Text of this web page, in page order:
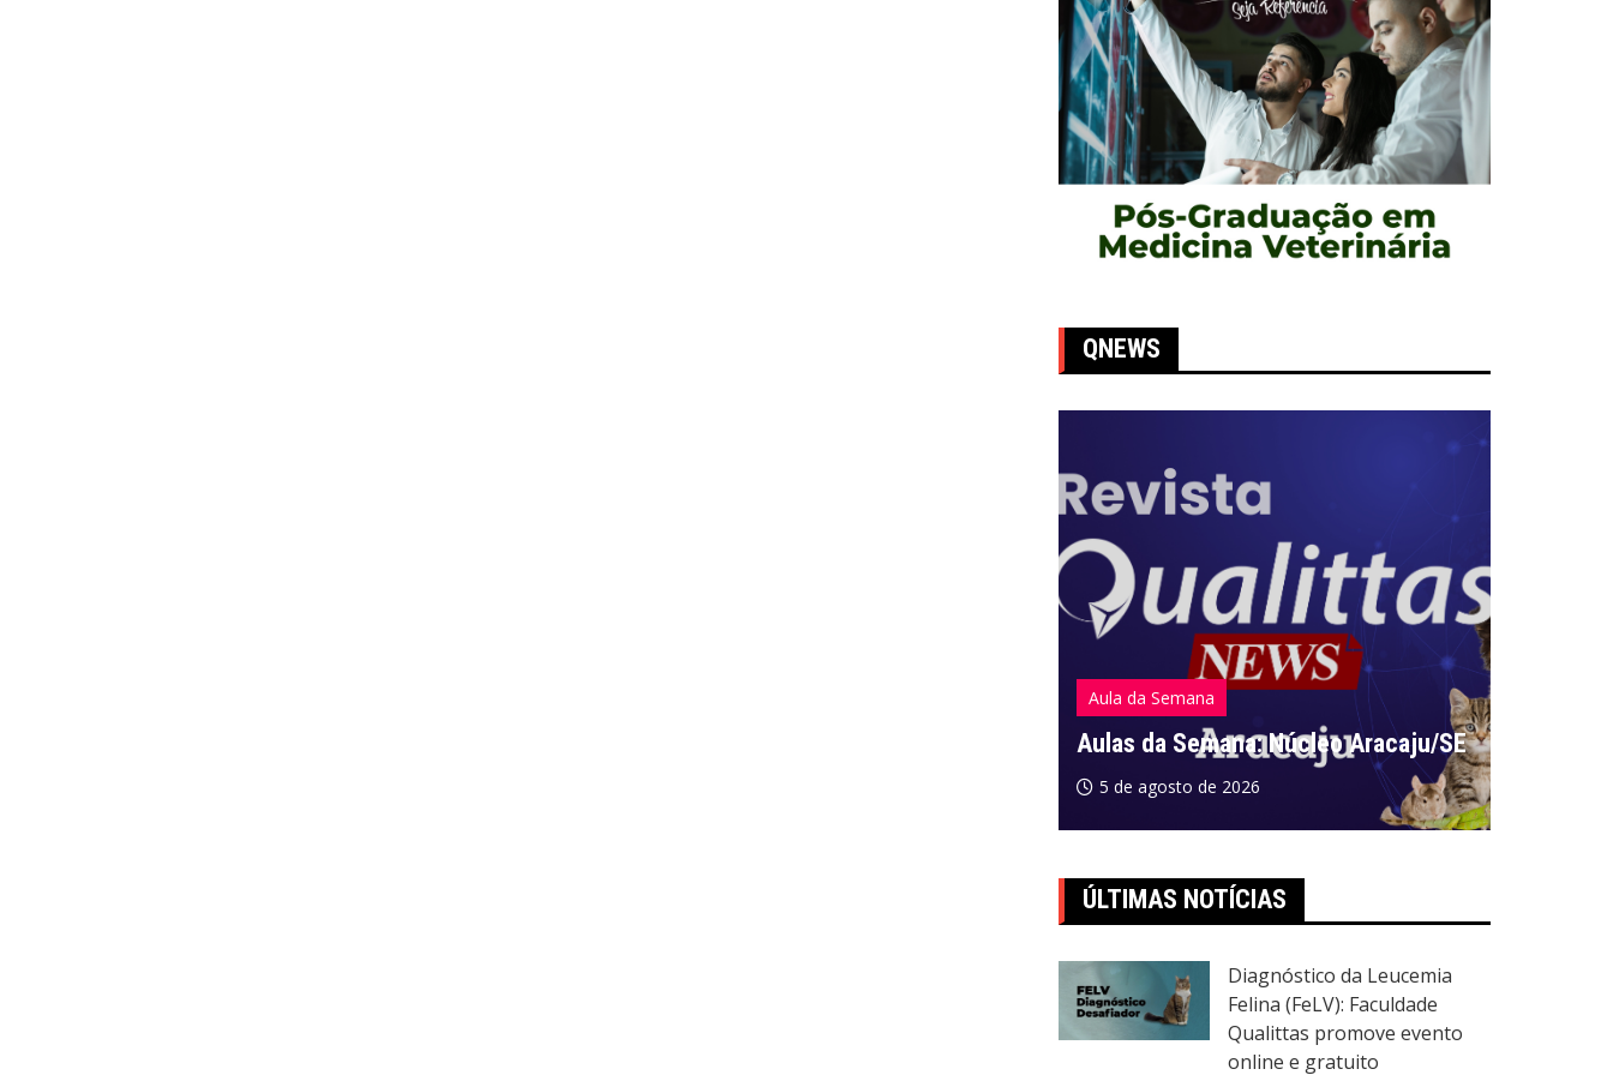
QNEWS
Aula da Semana
Aulas da Semana: Núcleo Aracaju/SE
5 de agosto de 2026
ÚLTIMAS NOTÍCIAS
Diagnóstico da Leucemia
Felina (FeLV): Faculdade
Qualittas promove evento
online e gratuito